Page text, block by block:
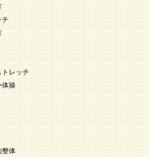
チ
トレッチ
体操
整体